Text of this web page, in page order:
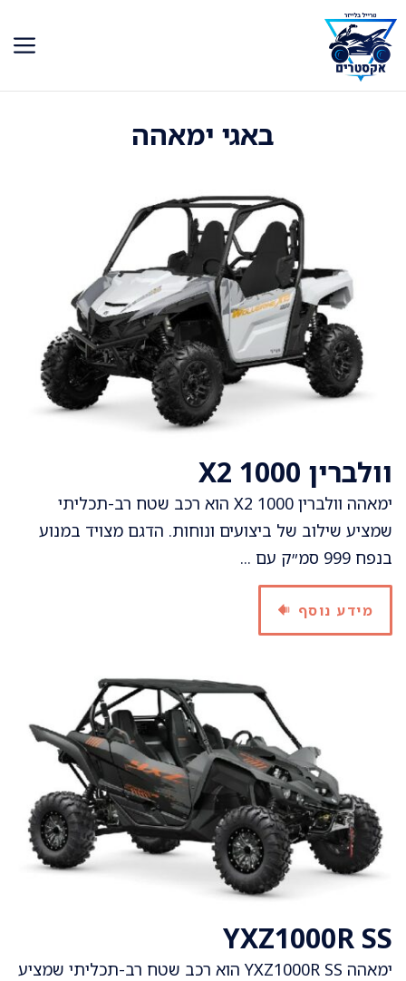
לדלג
לתוכן
באגי ימאהה
וולברין X2 1000
ימאהה וולברין X2 1000 הוא רכב שטח רב-תכליתי
שמציע שילוב של ביצועים ונוחות. הדגם מצויד במנוע
בנפח 999 סמ״ק עם ...
מידע נוסף
YXZ1000R SS
ימאהה YXZ1000R SS הוא רכב שטח רב-תכליתי שמציע